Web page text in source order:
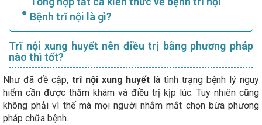
Bệnh trĩ nội là gì?
Trĩ nội xung huyết nên điều trị bằng phương pháp
nào thì tốt?
Như đã đề cập,trĩ nội xung huyết là tình trạng bệnh lý nguy
hiểm cần được thăm khám và điều trị kịp lúc. Tuy nhiên cũng
không phải vì thế mà mọi người nhắm mắt chọn bừa phương
pháp chữa bệnh.